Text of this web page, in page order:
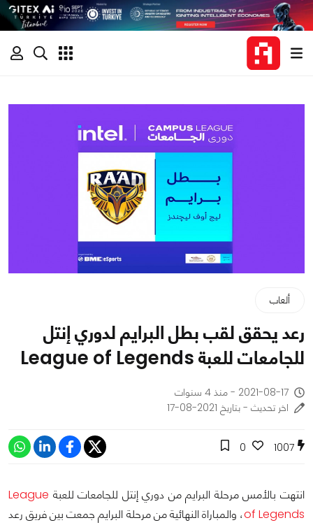
ألعاب
رعد يحقق لقب بطل البرايم لدوري إنتل
للجامعات للعبة League of Legends
2021-08-17 - منذ 4 سنوات
اخر تحديث - بتاريخ 2021-08-17
1007
0
انتهت بالأمس مرحلة البرايم من دوري إنتل للجامعات للعبة League
of Legends، والمباراة النهائية من مرحلة البرايم جمعت بين فريق رعد